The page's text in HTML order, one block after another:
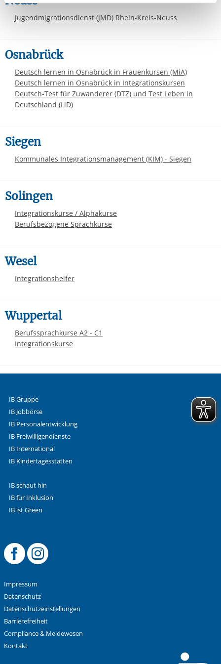
Funktionen sind. Diese Cookies setzen wir aufgrund
Jugendmigrationsdienst (JMD) Rhein-Kreis-Neuss
Osnabrück
Deutsch lernen in Osnabrück in Frauenkursen (MiA)
Deutsch lernen in Osnabrück in Integrationskursen
Deutsch-Test für Zuwanderer (DTZ) und Test Leben in
Deutschland (LiD)
Siegen
Kommunales Integrationsmanagement (KIM) - Siegen
Solingen
Integrationskurse / Alphakurse
Berufsbezogene Sprachkurse
Wesel
Integrationshelfer
Wuppertal
Berufssprachkurse A2 - C1
Integrationskurse
IB Gruppe
IB Jobbörse
IB Personalentwicklung
IB Freiwilligendienste
IB International
IB Kindertagesstätten
IB schaut hin
IB für Inklusion
IB ist Green
Offizielle
Impressum
Datenschutz
Datenschutzeinstellungen
Barrierefreiheit
Compliance & Meldewesen
Kontakt